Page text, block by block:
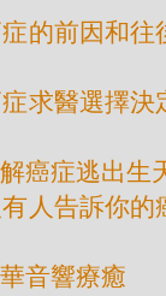
的前因和
求醫選擇
癌症逃出生
人告訴你
音響療癒